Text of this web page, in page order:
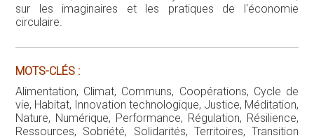
CALENDRIER DÉFINITIF :
Après-midi
ACCUEIL DES PARTICIPANTS
Soirée
Présentation du Centre, du colloque et des participants